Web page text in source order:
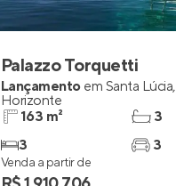
Palazzo Torquetti
Lançamento em Santa Lúcia,
Horizonte
163 m²
3
3
3
Venda a partir de